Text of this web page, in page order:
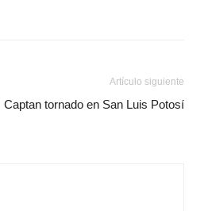
Artículo siguiente
Captan tornado en San Luis Potosí